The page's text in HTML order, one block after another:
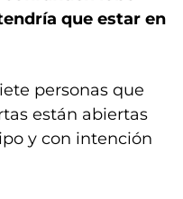
que estar en
personas que
están abiertas
y con intención